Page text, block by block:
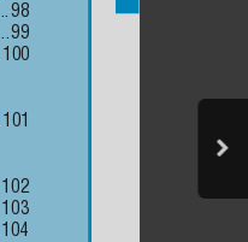
98
99
100
101
102
103
104